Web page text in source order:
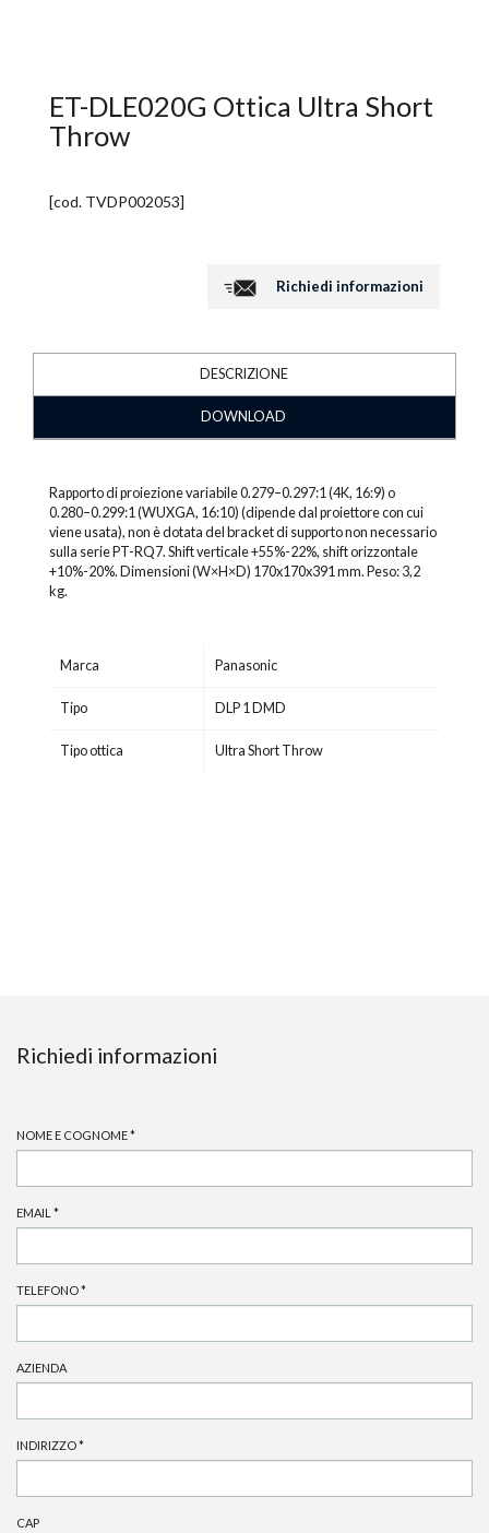
ET-DLE020G Ottica Ultra Short
Throw
[cod. TVDP002053]
Richiedi informazioni
DESCRIZIONE
DOWNLOAD
Rapporto di proiezione variabile 0.279–0.297:1 (4K, 16:9) o
0.280–0.299:1 (WUXGA, 16:10) (dipende dal proiettore con cui
viene usata), non è dotata del bracket di supporto non necessario
sulla serie PT-RQ7. Shift verticale +55%-22%, shift orizzontale
+10%-20%. Dimensioni (W×H×D) 170x170x391 mm. Peso: 3,2
kg.
Marca Panasonic
Tipo DLP 1 DMD
Tipo ottica Ultra Short Throw
Richiedi informazioni
NOME E COGNOME*
EMAIL *
TELEFONO*
AZIENDA
INDIRIZZO*
CAP